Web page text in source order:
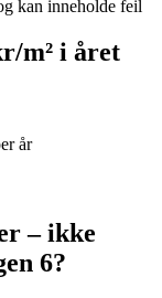
kan inneholde feil
m² i året
år
– ikke
6?